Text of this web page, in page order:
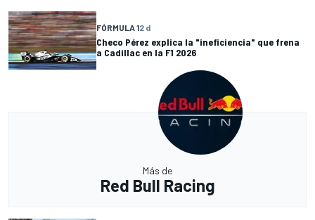
FÓRMULA 12 d
Checo Pérez explica la "ineficiencia" que frena
a Cadillac en la F1 2026
Más de
Red Bull Racing